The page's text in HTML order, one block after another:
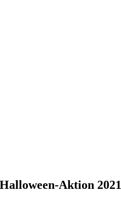
Halloween-Aktion 2021